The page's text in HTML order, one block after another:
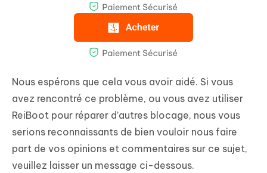
Nous espérons que cela vous avoir aidé. Si vous
avez rencontré ce problème, ou vous avez utiliser
ReiBoot pour réparer d’autres blocage, nous vous
serions reconnaissants de bien vouloir nous faire
part de vos opinions et commentaires sur ce sujet,
veuillez laisser un message ci-dessous.